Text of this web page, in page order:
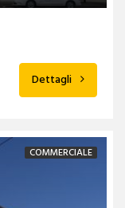
Dettagli
COMMERCIALE